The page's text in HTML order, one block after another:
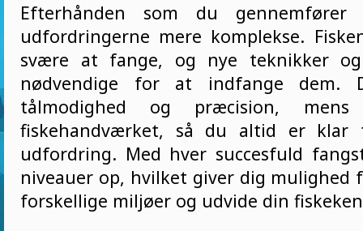
Efterhånden som du gennemfører
udfordringerne mere komplekse.
svære at fange, og nye teknikker
nødvendige for at indfange dem.
tålmodighed og præcision,
fiskehandværket, så du altid er
udfordring. Med hver succesfuld
niveauer op, hvilket giver dig mulighed
forskellige miljøer og udvide din